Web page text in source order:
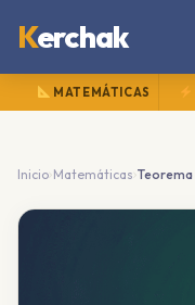
Kerchak
MATEMÁTICAS
Inicio›Matemáticas ›Teorema